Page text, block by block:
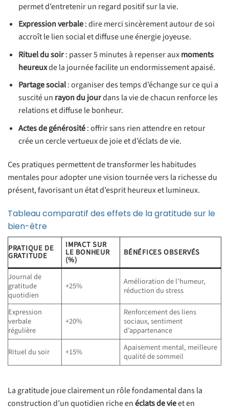
permet d’entretenir un regard positif sur la vie.
Expression verbale: dire merci sincèrement autour de soi
accroît le lien social et diffuse une énergie joyeuse.
Rituel du soir: passer 5 minutes à repenser auxmoments
heureuxde la journée facilite un endormissement apaisé.
Partage social: organiser des temps d’échange sur ce qui a
suscité un rayon du jourdans la vie de chacun renforce les
relations et diffuse le bonheur.
Actes de générosité: offrir sans rien attendre en retour
crée un cercle vertueux de joie et d’éclats de vie.
Ces pratiques permettent de transformer les habitudes
mentales pour adopter une vision tournée vers la richesse du
présent, favorisant un état d’esprit heureux et lumineux.
Tableau comparatif des effets de la gratitude sur le
bien-être
PRATIQUE DE
GRATITUDE
IMPACT SUR
LE BONHEUR
(%)
BÉNÉFICES OBSERVÉS
Journal de
gratitude
quotidien
+25%
Amélioration de l’humeur,
réduction du stress
Expression
verbale
régulière
+20%
Renforcement des liens
sociaux, sentiment
d’appartenance
Rituel du soir
+15%
Apaisement mental, meilleure
qualité de sommeil
La gratitude joue clairement un rôle fondamental dans la
construction d’un quotidien riche enéclats de vieet en